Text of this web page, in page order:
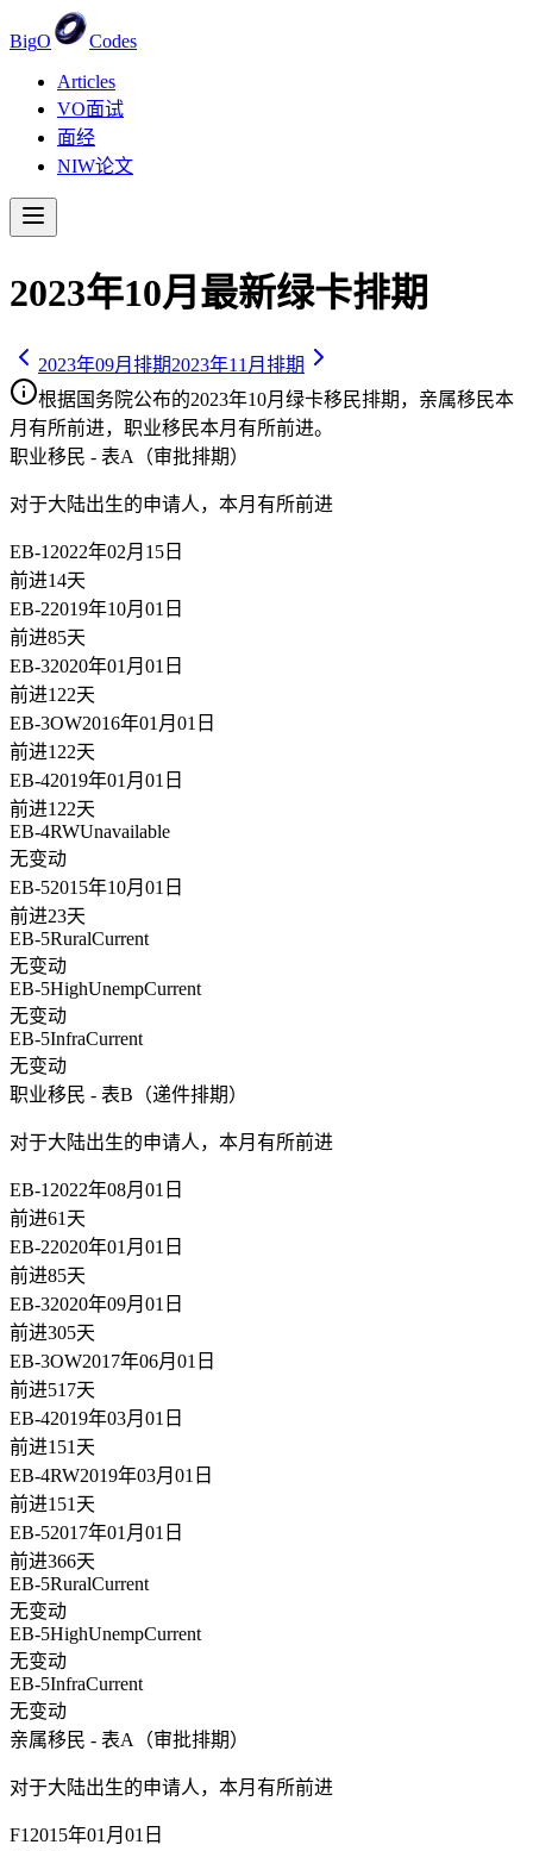
BigO
Codes
Articles
VO面试
面经
NIW论文
2023年10月最新绿卡排期
2023年09月排期2023年11 月排期
根据国务院公布的2023年10月绿卡移民排期，亲属移民本
月有所前进，职业移民本月有所前进。
职业移民 - 表A（审批排期）
对于大陆出生的申请人， 本月有所前进
EB-1 2022年02月15日
前进14天
EB-22019年10月01日
前进85天
EB-32020年01月01日
前进122天
EB-3OW2016年01月01日
前进122天
EB-42019年01月01日
前进122天
EB-4RWUnavailable
无变动
EB-52015年10月01日
前进23天
EB-5RuralCurrent
无变动
EB-5HighUnempCurrent
无变动
EB-5InfraCurrent
无变动
职业移民 - 表B（递件排期）
对于大陆出生的申请人， 本月有所前进
EB-1 2022年08月01日
前进61天
EB-22020年01月01日
前进85天
EB-32020年09月01日
前进305天
EB-3OW2017年06月01日
前进517天
EB-42019年03月01日
前进151天
EB-4RW2019年03月01日
前进151天
EB-52017年01月01日
前进366天
EB-5RuralCurrent
无变动
EB-5HighUnempCurrent
无变动
EB-5InfraCurrent
无变动
亲属移民 - 表A（审批排期）
对于大陆出生的申请人， 本月有所前进
F1 2015年01月01日